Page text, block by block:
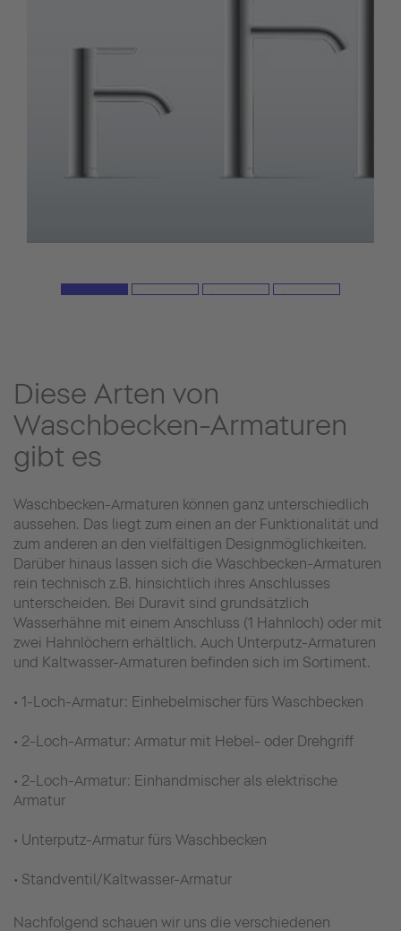
Diese Arten von
Waschbecken-Armaturen
gibt es
Waschbecken-Armaturen können ganz unterschiedlich
aussehen. Das liegt zum einen an der Funktionalität und
zum anderen an den vielfältigen Designmöglichkeiten.
Darüber hinaus lassen sich die Waschbecken-Armaturen
rein technisch z.B. hinsichtlich ihres Anschlusses
unterscheiden. Bei Duravit sind grundsätzlich
Wasserhähne mit einem Anschluss (1 Hahnloch) oder mit
zwei Hahnlöchern erhältlich. Auch Unterputz-Armaturen
und Kaltwasser-Armaturen befinden sich im Sortiment.
• 1-Loch-Armatur: Einhebelmischer fürs Waschbecken
• 2-Loch-Armatur: Armatur mit Hebel- oder Drehgriff
• 2-Loch-Armatur: Einhandmischer als elektrische
Armatur
• Unterputz-Armatur fürs Waschbecken
• Standventil/Kaltwasser-Armatur
Nachfolgend schauen wir uns die verschiedenen